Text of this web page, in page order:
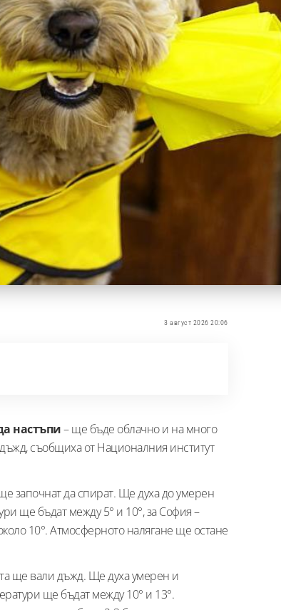
3 август 2026 20:06
настъпи– ще бъде облачно и на много
съобщиха от Националния институт
започнат да спират. Ще духа до умерен
ще бъдат между 5° и 10°, за София –
10°. Атмосферното налягане ще остане
ще вали дъжд. Ще духа умерен и
ще бъдат между 10° и 13°.